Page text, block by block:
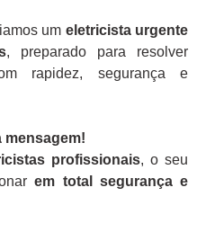
um eletricista urgente
, preparado para resolver
rapidez, segurança e
mensagem!
profissionais, o seu
em total segurança e